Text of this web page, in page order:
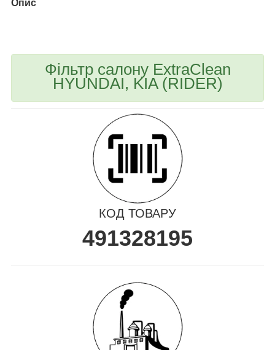
Опис
Фільтр салону ExtraClean
HYUNDAI, KIA (RIDER)
КОД ТОВАРУ
491328195